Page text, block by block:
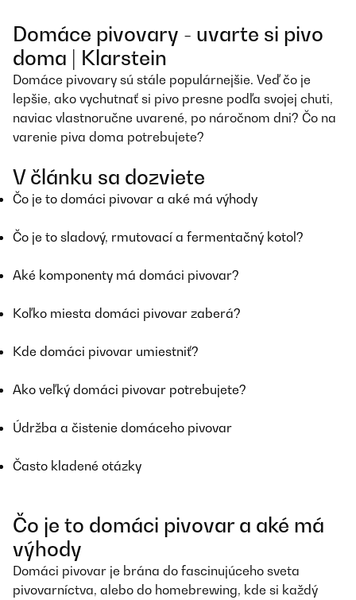
Domáce pivovary - uvarte si pivo
doma | Klarstein
Domáce pivovary sú stále populárnejšie. Veď čo je
lepšie, ako vychutnať si pivo presne podľa svojej chuti,
naviac vlastnoručne uvarené, po náročnom dni? Čo na
varenie piva doma potrebujete?
V článku sa dozviete
Čo je to domáci pivovar a aké má výhody
Čo je to sladový, rmutovací a fermentačný kotol?
Aké komponenty má domáci pivovar?
Koľko miesta domáci pivovar zaberá?
Kde domáci pivovar umiestniť?
Ako veľký domáci pivovar potrebujete?
Údržba a čistenie domáceho pivovar
Často kladené otázky
Čo je to domáci pivovar a aké má
výhody
Domáci pivovar je brána do fascinujúceho sveta
pivovarníctva, alebo do homebrewing, kde si každý